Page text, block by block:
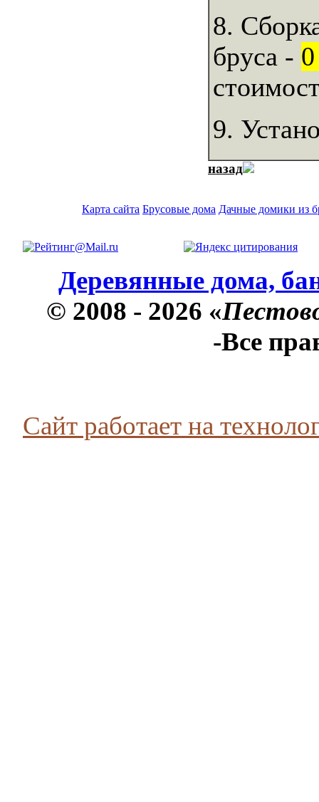
8.
бруса -
9.
назад
Карта сайта Брусовые дома Дачные домики из
Деревянные дома,
© 2008 - 2026 «
-Все
Сайт работает на